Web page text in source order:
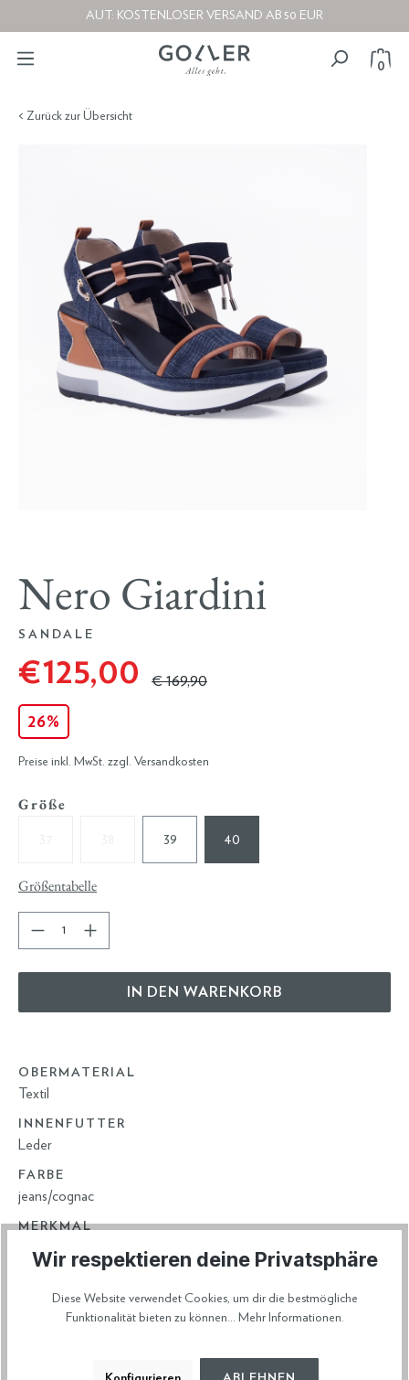
AUT: KOSTENLOSER VERSAND AB 50 EUR
0
< Zurück zur Übersicht
Nero Giardini
SANDALE
€ 125,00 € 169,90
26%
Preise inkl. MwSt. zzgl. Versandkosten
Größe
39 40
Größentabelle
IN DEN WARENKORB
OBERMATERIAL
Textil
INNENFUTTER
Leder
FARBE
jeans/cognac
MERKMAL
513600
Wir respektieren deine Privatsphäre
Diese Website verwendet Cookies, um dir die bestmögliche
Funktionalität bieten zu können... Mehr Informationen.